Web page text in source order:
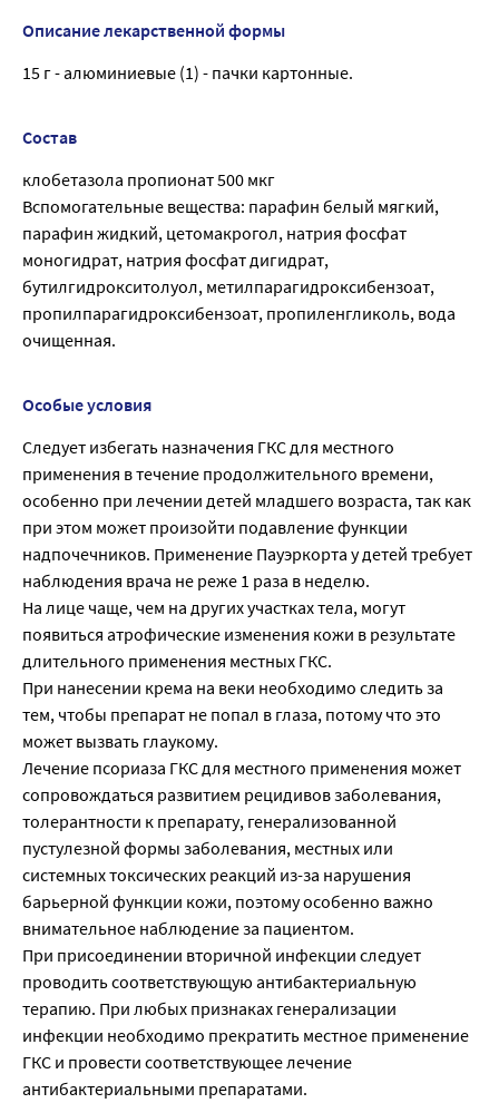
Описание лекарственной формы
15 г - алюминиевые (1) - пачки картонные.
Состав
клобетазола пропионат 500 мкг
Вспомогательные вещества: парафин белый мягкий,
парафин жидкий, цетомакрогол, натрия фосфат
моногидрат, натрия фосфат дигидрат,
бутилгидрокситолуол, метилпарагидроксибензоат,
пропилпарагидроксибензоат, пропиленгликоль, вода
очищенная.
Особые условия
Следует избегать назначения ГКС для местного
применения в течение продолжительного времени,
особенно при лечении детей младшего возраста, так как
при этом может произойти подавление функции
надпочечников. Применение Пауэркорта у детей требует
наблюдения врача не реже 1 раза в неделю.
На лице чаще, чем на других участках тела, могут
появиться атрофические изменения кожи в результате
длительного применения местных ГКС.
При нанесении крема на веки необходимо следить за
тем, чтобы препарат не попал в глаза, потому что это
может вызвать глаукому.
Лечение псориаза ГКС для местного применения может
сопровождаться развитием рецидивов заболевания,
толерантности к препарату, генерализованной
пустулезной формы заболевания, местных или
системных токсических реакций из-за нарушения
барьерной функции кожи, поэтому особенно важно
внимательное наблюдение за пациентом.
При присоединении вторичной инфекции следует
проводить соответствующую антибактериальную
терапию. При любых признаках генерализации
инфекции необходимо прекратить местное применение
ГКС и провести соответствующее лечение
антибактериальными препаратами.